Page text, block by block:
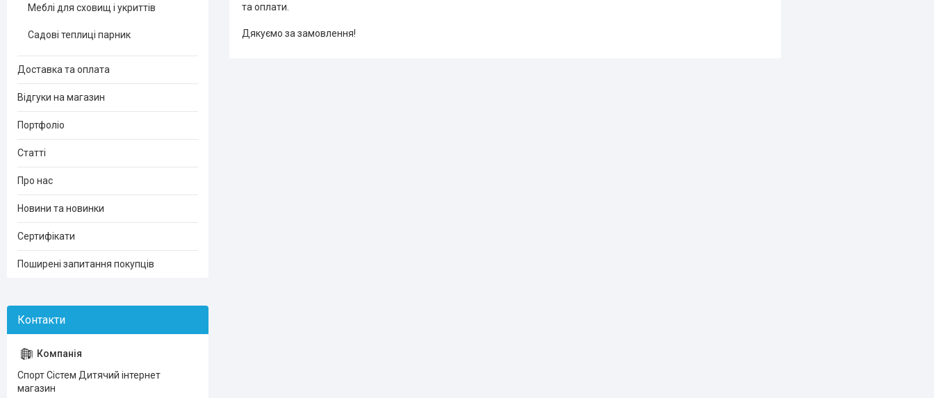
та оплати.
Дякуємо за замовлення!
Меблі для сховищ і укриттів
Садові теплиці парник
Доставка та оплата
Відгуки на магазин
Портфоліо
Статті
Про нас
Новини та новинки
Сертифікати
Поширені запитання покупців
Спорт Сістем Дитячий інтернет
магазин